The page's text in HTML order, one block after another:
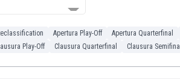
Apertura Play-Off Apertura Quarterfinal
Play-Off Clausura Quarterfinal Clausura Semifinal